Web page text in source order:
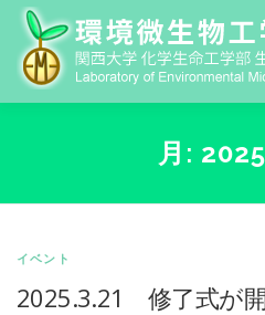
プ
ARCHIVE
月:
イベント
2025.3.21 修了式が